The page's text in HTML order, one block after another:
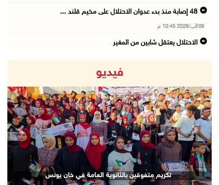
48 إصابة منذ بدء عدوان الاحتلال على مخيم قلند ...
06/آب/2026 10:45 م
الاحتلال يعتقل شابين من المغير
وزير الداخلية يبحث مع مكافحة المخدرات الدولي ...
06/آب/2026 10:01 م
رئيس بلدية الخليل يطلع وفدا أميركيا على تطورا ...
06/آب/2026 09:59 م
06/آب/2026 09:17 م
إصابة مسن بجروح ورضوض إثر اعتداء جيش الاحتلال ...
06/آب/2026 09:13 م
فيديو
تكريم متفوقين بالثانوية العامة في خان يونس
Next